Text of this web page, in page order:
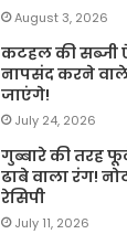
August 3, 2026
कटहल की सब्जी
नापसंद करने वाले
जाएंगे!
July 24, 2026
गुब्बारे की तरह
ढाबे वाला रंग!
रेसिपी
July 11, 2026